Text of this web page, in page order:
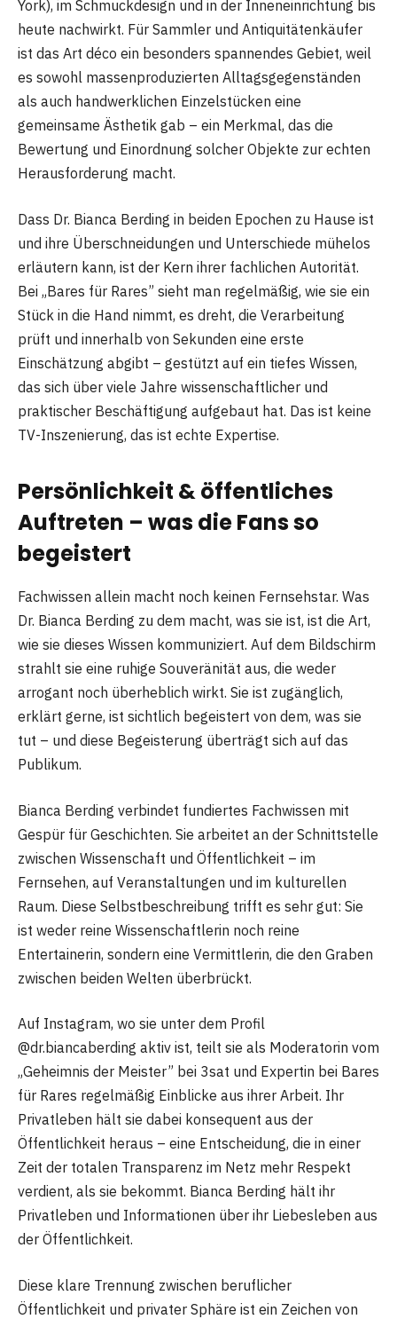
York), im Schmuckdesign und in der Inneneinrichtung bis
heute nachwirkt. Für Sammler und Antiquitätenkäufer
ist das Art déco ein besonders spannendes Gebiet, weil
es sowohl massenproduzierten Alltagsgegenständen
als auch handwerklichen Einzelstücken eine
gemeinsame Ästhetik gab – ein Merkmal, das die
Bewertung und Einordnung solcher Objekte zur echten
Herausforderung macht.
Dass Dr. Bianca Berding in beiden Epochen zu Hause ist
und ihre Überschneidungen und Unterschiede mühelos
erläutern kann, ist der Kern ihrer fachlichen Autorität.
Bei „Bares für Rares” sieht man regelmäßig, wie sie ein
Stück in die Hand nimmt, es dreht, die Verarbeitung
prüft und innerhalb von Sekunden eine erste
Einschätzung abgibt – gestützt auf ein tiefes Wissen,
das sich über viele Jahre wissenschaftlicher und
praktischer Beschäftigung aufgebaut hat. Das ist keine
TV-Inszenierung, das ist echte Expertise.
Persönlichkeit & öffentliches
Auftreten – was die Fans so
begeistert
Fachwissen allein macht noch keinen Fernsehstar. Was
Dr. Bianca Berding zu dem macht, was sie ist, ist die Art,
wie sie dieses Wissen kommuniziert. Auf dem Bildschirm
strahlt sie eine ruhige Souveränität aus, die weder
arrogant noch überheblich wirkt. Sie ist zugänglich,
erklärt gerne, ist sichtlich begeistert von dem, was sie
tut – und diese Begeisterung überträgt sich auf das
Publikum.
Bianca Berding verbindet fundiertes Fachwissen mit
Gespür für Geschichten. Sie arbeitet an der Schnittstelle
zwischen Wissenschaft und Öffentlichkeit – im
Fernsehen, auf Veranstaltungen und im kulturellen
Raum. Diese Selbstbeschreibung trifft es sehr gut: Sie
ist weder reine Wissenschaftlerin noch reine
Entertainerin, sondern eine Vermittlerin, die den Graben
zwischen beiden Welten überbrückt.
Auf Instagram, wo sie unter dem Profil
@dr.biancaberding aktiv ist, teilt sie als Moderatorin vom
„Geheimnis der Meister” bei 3sat und Expertin bei Bares
für Rares regelmäßig Einblicke aus ihrer Arbeit. Ihr
Privatleben hält sie dabei konsequent aus der
Öffentlichkeit heraus – eine Entscheidung, die in einer
Zeit der totalen Transparenz im Netz mehr Respekt
verdient, als sie bekommt. Bianca Berding hält ihr
Privatleben und Informationen über ihr Liebesleben aus
der Öffentlichkeit.
Diese klare Trennung zwischen beruflicher
Öffentlichkeit und privater Sphäre ist ein Zeichen von